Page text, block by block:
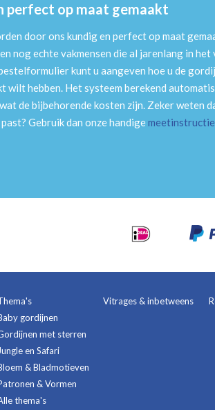
perfect op maat gemaakt
door ons kundig en perfect op maat
nog echte vakmensen die al jarenlang in het
kunt u aangeven hoe u de
wilt hebben. Het systeem berekend
de bijbehorende kosten zijn. Zeker weten
Gebruik dan onze handigemeetinstructie
gordijnen
met sterren
Jungle en Safari
& Bladmotieven
& Vormen
thema's
Vitrages & inbetweens